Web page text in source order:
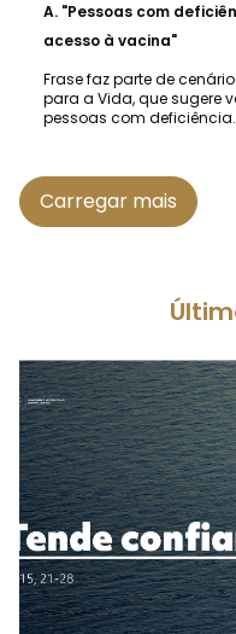
A. "Pessoas com
acesso à vacina"
Frase faz parte de
para a Vida, que sugere
pessoas com deficiência.
Carregar mais